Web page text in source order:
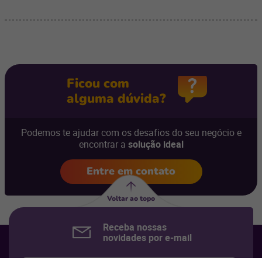
Ficou com
alguma dúvida?
Podemos te ajudar com os desafios do seu negócio e
encontrar a solução ideal
Entre em contato
Voltar ao topo
Receba nossas
novidades por e-mail